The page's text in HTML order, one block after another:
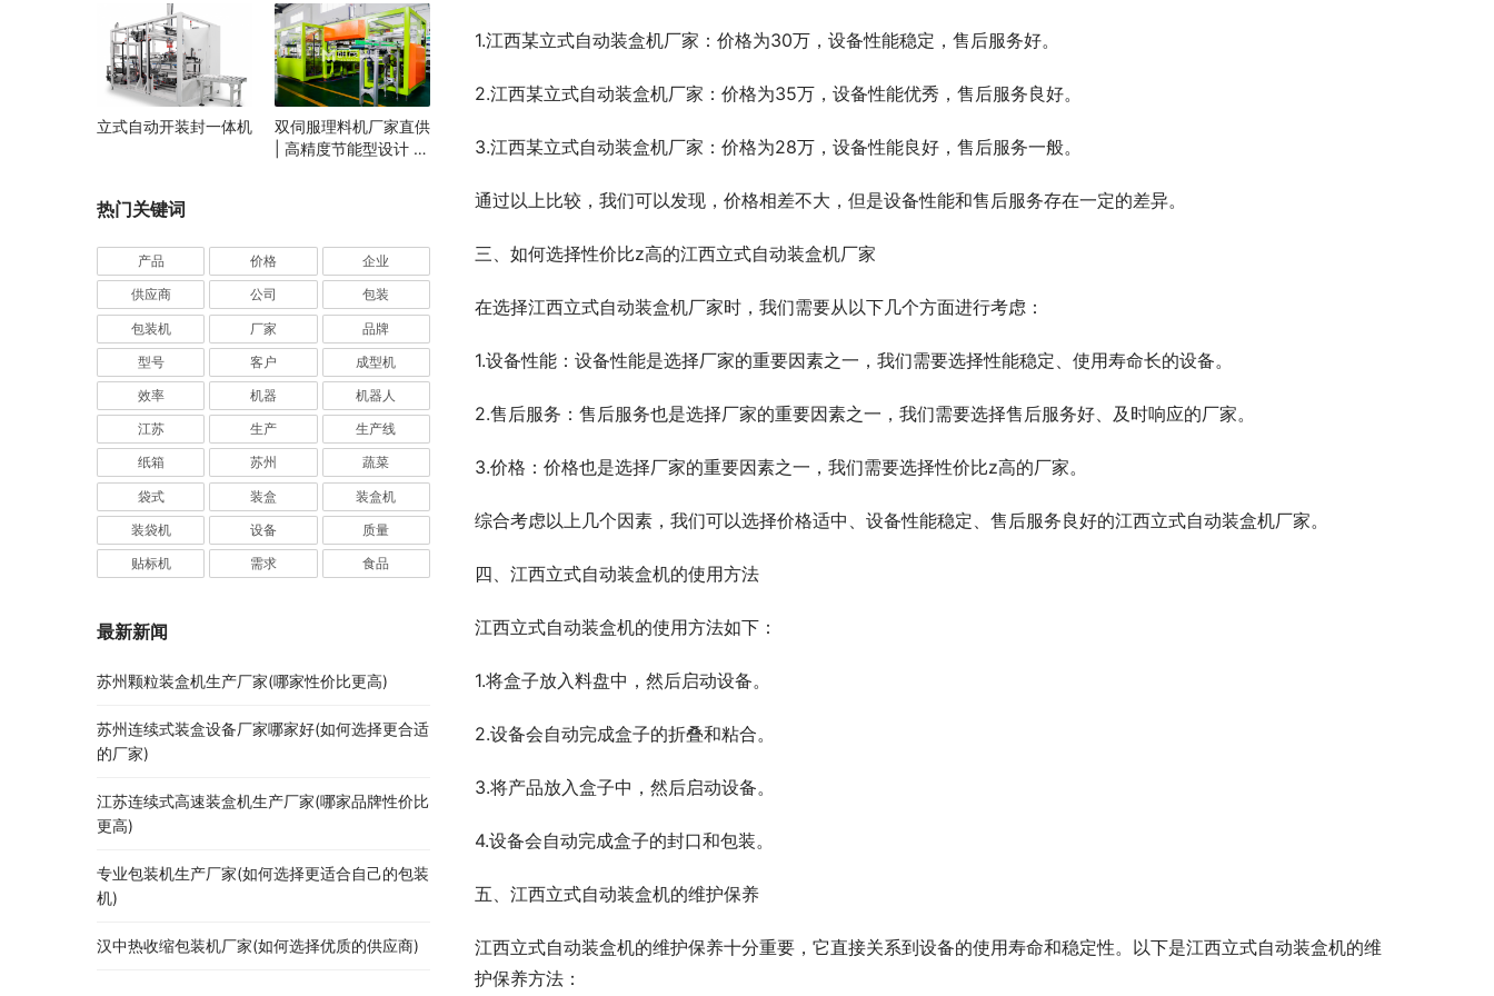
1.江西某立式自动装盒机厂家：价格为30万，设备性能稳定，售后服务好。
2.江西某立式自动装盒机厂家：价格为35万，设备性能优秀，售后服务良好。
3.江西某立式自动装盒机厂家：价格为28万，设备性能良好，售后服务一般。
通过以上比较，我们可以发现，价格相差不大，但是设备性能和售后服务存在一定的差异。
三、如何选择性价比z高的江西立式自动装盒机厂家
在选择江西立式自动装盒机厂家时，我们需要从以下几个方面进行考虑：
1.设备性能：设备性能是选择厂家的重要因素之一，我们需要选择性能稳定、使用寿命长的设备。
2.售后服务：售后服务也是选择厂家的重要因素之一，我们需要选择售后服务好、及时响应的厂家。
3.价格：价格也是选择厂家的重要因素之一，我们需要选择性价比z高的厂家。
综合考虑以上几个因素，我们可以选择价格适中、设备性能稳定、售后服务良好的江西立式自动装盒机厂家。
四、江西立式自动装盒机的使用方法
江西立式自动装盒机的使用方法如下：
1.将盒子放入料盘中，然后启动设备。
2.设备会自动完成盒子的折叠和粘合。
3.将产品放入盒子中，然后启动设备。
4.设备会自动完成盒子的封口和包装。
五、江西立式自动装盒机的维护保养
江西立式自动装盒机的维护保养十分重要，它直接关系到设备的使用寿命和稳定性。以下是江西立式自动装盒机的维
护保养方法：
立式自动开装封一体机
双伺服理料机厂家直供
| 高精度节能型设计 |
热门关键词
产品 价格 企业
供应商 公司 包装
包装机 厂家 品牌
型号 客户 成型机
效率 机器 机器人
江苏 生产 生产线
纸箱 苏州 蔬菜
袋式 装盒 装盒机
装袋机 设备 质量
贴标机 需求 食品
最新新闻
苏州颗粒装盒机生产厂家(哪家性价比更高)
苏州连续式装盒设备厂家哪家好(如何选择更合适
的厂家)
江苏连续式高速装盒机生产厂家(哪家品牌性价比
更高)
专业包装机生产厂家(如何选择更适合自己的包装
机)
汉中热收缩包装机厂家(如何选择优质的供应商)